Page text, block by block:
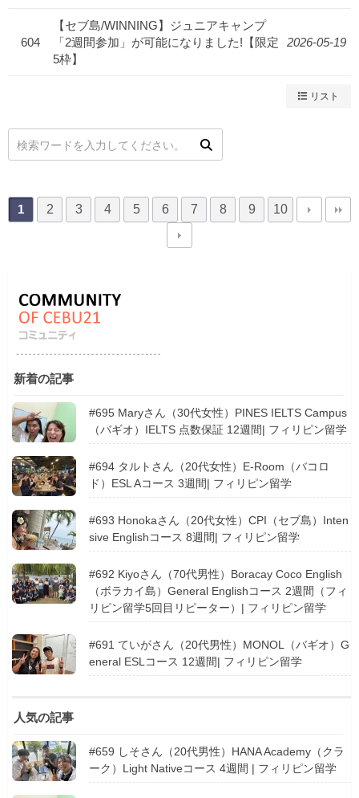
604
【セブ島/WINNING】ジュニアキャンプ
「2週間参加」が可能になりました!【限定
5枠】
2026-05-19
リスト
1 2 3 4 5 6 7 8 9 10
新着の記事
#695 Maryさん（30代女性）PINES IELTS Campus
（バギオ）IELTS 点数保証 12週間| フィリピン留学
#694 タルトさん（20代女性）E-Room（バコロ
ド）ESL Aコース 3週間| フィリピン留学
#693 Honokaさん（20代女性）CPI（セブ島）Inten
sive Englishコース 8週間| フィリピン留学
#692 Kiyoさん（70代男性）Boracay Coco English
（ボラカイ島）General Englishコース 2週間（フィ
リピン留学5回目リピーター）| フィリピン留学
#691 ていがさん（20代男性）MONOL（バギオ）G
eneral ESLコース 12週間| フィリピン留学
人気の記事
#659 しそさん（20代男性）HANA Academy（クラ
ーク）Light Nativeコース 4週間 | フィリピン留学